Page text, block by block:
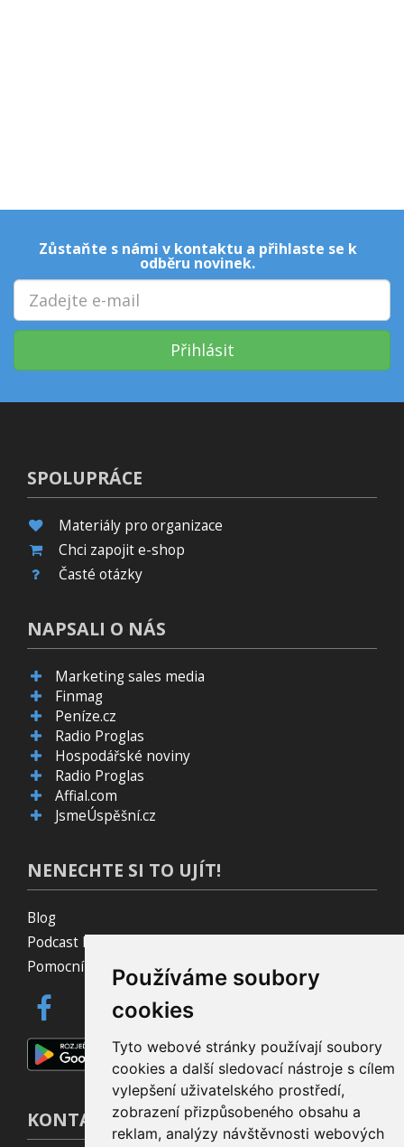
Používáme soubory
cookies
Tyto webové stránky používají soubory
cookies a další sledovací nástroje s cílem
vylepšení uživatelského prostředí,
zobrazení přizpůsobeného obsahu a
reklam, analýzy návštěvnosti webových
Zůstaňte s námi v kontaktu a přihlaste se k
odběru novinek.
Přihlásit
SPOLUPRÁCE
Materiály pro organizace
Chci zapojit e-shop
Časté otázky
NAPSALI O NÁS
Marketing sales media
Finmag
Peníze.cz
Radio Proglas
Hospodářské noviny
Radio Proglas
Affial.com
JsmeÚspěšní.cz
NENECHTE SI TO UJÍT!
Blog
Podcast Pijavice
Pomocník do prohlížeče
KONTAKT